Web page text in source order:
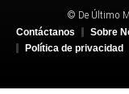
© De Último
Contáctanos
Sobre
Política de privacidad